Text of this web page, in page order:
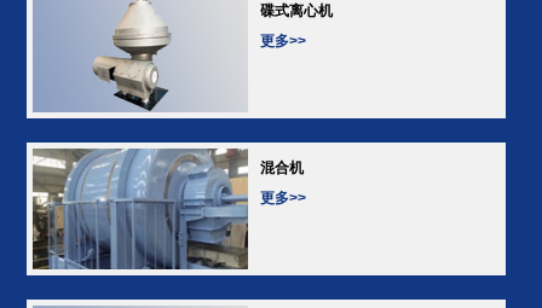
碟式离心机
更多>>
混合机
更多>>